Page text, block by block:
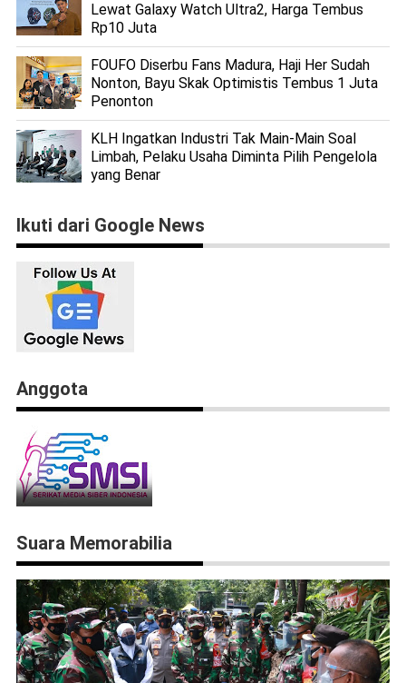
Lewat Galaxy Watch Ultra2, Harga Tembus
Rp10 Juta
FOUFO Diserbu Fans Madura, Haji Her Sudah
Nonton, Bayu Skak Optimistis Tembus 1 Juta
Penonton
KLH Ingatkan Industri Tak Main-Main Soal
Limbah, Pelaku Usaha Diminta Pilih Pengelola
yang Benar
Ikuti dari Google News
Anggota
Suara Memorabilia